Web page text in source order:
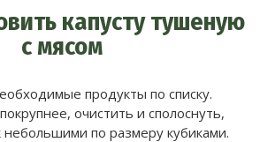
капусту тушеную
с мясом
продукты по списку.
очистить и сполоснуть,
небольшими по размеру кубиками.